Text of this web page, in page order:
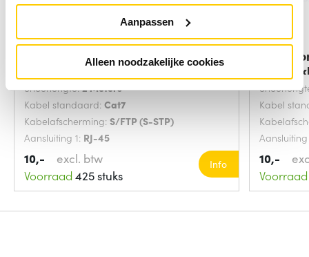
Aanpassen
Alleen noodzakelijke cookies
Microconnect SFTP702G
netwerkkabel Groen 2
Snoerlengte:2 Meters
Kabel standaard: Cat7
Kabelafscherming: S/FTP (S-STP)
Aansluiting 1: RJ-45
10,-
excl. btw
Voorraad 425 stuks
Info
Kabel
10,-
Voorraad